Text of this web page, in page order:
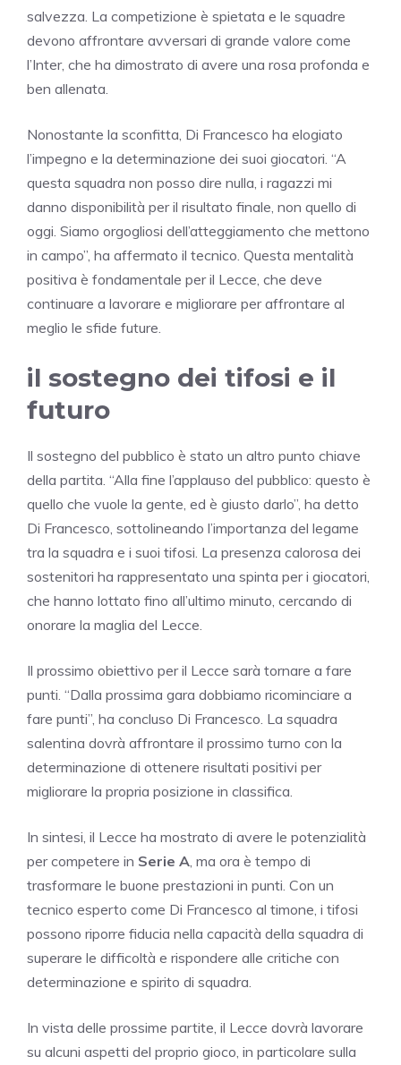
salvezza. La competizione è spietata e le squadre
devono affrontare avversari di grande valore come
l’Inter, che ha dimostrato di avere una rosa profonda e
ben allenata.
Nonostante la sconfitta, Di Francesco ha elogiato
l’impegno e la determinazione dei suoi giocatori. “A
questa squadra non posso dire nulla, i ragazzi mi
danno disponibilità per il risultato finale, non quello di
oggi. Siamo orgogliosi dell’atteggiamento che mettono
in campo”, ha affermato il tecnico. Questa mentalità
positiva è fondamentale per il Lecce, che deve
continuare a lavorare e migliorare per affrontare al
meglio le sfide future.
il sostegno dei tifosi e il
futuro
Il sostegno del pubblico è stato un altro punto chiave
della partita. “Alla fine l’applauso del pubblico: questo è
quello che vuole la gente, ed è giusto darlo”, ha detto
Di Francesco, sottolineando l’importanza del legame
tra la squadra e i suoi tifosi. La presenza calorosa dei
sostenitori ha rappresentato una spinta per i giocatori,
che hanno lottato fino all’ultimo minuto, cercando di
onorare la maglia del Lecce.
Il prossimo obiettivo per il Lecce sarà tornare a fare
punti. “Dalla prossima gara dobbiamo ricominciare a
fare punti”, ha concluso Di Francesco. La squadra
salentina dovrà affrontare il prossimo turno con la
determinazione di ottenere risultati positivi per
migliorare la propria posizione in classifica.
In sintesi, il Lecce ha mostrato di avere le potenzialità
per competere in Serie A , ma ora è tempo di
trasformare le buone prestazioni in punti. Con un
tecnico esperto come Di Francesco al timone, i tifosi
possono riporre fiducia nella capacità della squadra di
superare le difficoltà e rispondere alle critiche con
determinazione e spirito di squadra.
In vista delle prossime partite, il Lecce dovrà lavorare
su alcuni aspetti del proprio gioco, in particolare sulla